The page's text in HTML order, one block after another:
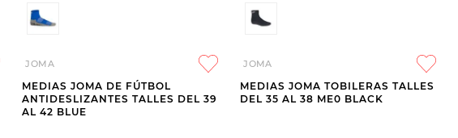
JOMA
MEDIAS JOMA DE FÚTBOL
ANTIDESLIZANTES TALLES DEL 39
AL 42 BLUE
JOMA
MEDIAS JOMA TOBILERAS TALLES
DEL 35 AL 38 ME0 BLACK